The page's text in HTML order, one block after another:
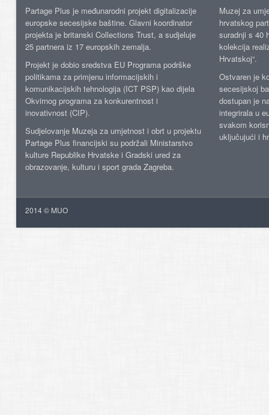
Partage Plus je međunarodni projekt digitalizacije
europske secesijske baštine. Glavni koordinator
projekta je britanski Collections Trust, a sudjeluje
25 partnera iz 17 europskih zemalja.
Projekt je dobio sredstva EU Programa podrške
politikama za primjenu informacijskih i
komunikacijskih tehnologija (ICT PSP) kao dijela
Okvirnog programa za konkurentnost i
inovativnost (CIP).
Sudjelovanje Muzeja za umjetnost i obrt u projektu
Partage Plus financijski su podržali Ministarstvo
kulture Republike Hrvatske i Gradski ured za
obrazovanje, kulturu i sport grada Zagreba.
Muzej za
hrvatskog
suradnji s 40
kolekcija
Hrvatskoj“.
Ostvaren je
secesijskoj
dostupan je
integrirala u
svakom
uključujući i
2014 © MUO